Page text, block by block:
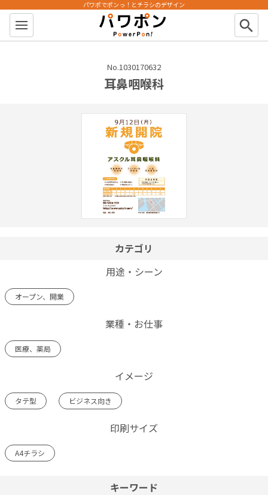
パワポン
パワポでポンっ！とチラシのデザイン
search
No.1030170632
耳鼻咽喉科
カテゴリ
用途・シーン
オープン、開業
業種・お仕事
医療、薬局
イメージ
タテ型 ビジネス向き
印刷サイズ
A4チラシ
キーワード